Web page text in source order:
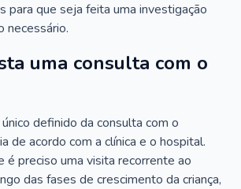
para que seja feita uma investigação
necessário.
uma consulta com o
definido da consulta com o
de acordo com a clínica e o hospital.
é preciso uma visita recorrente ao
das fases de crescimento da criança,